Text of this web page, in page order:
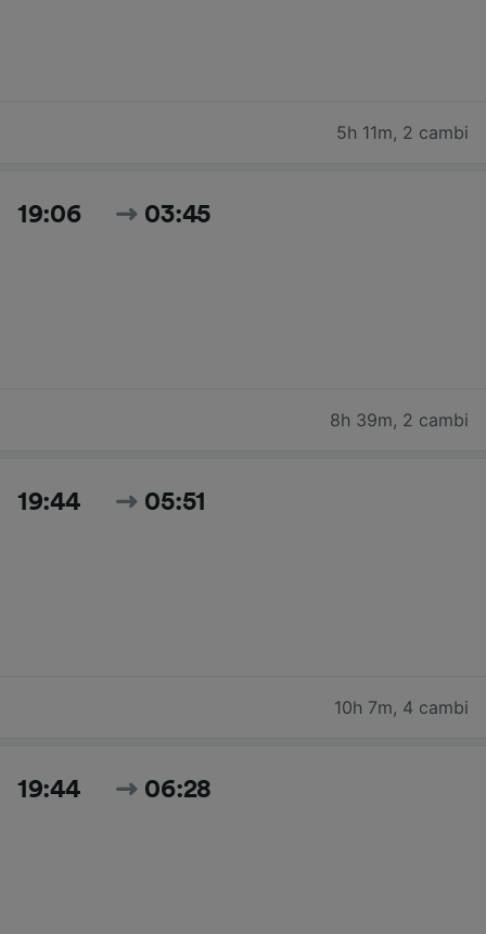
5h 11m, 2 cambi
19:06 03:45
8h 39m, 2 cambi
19:44 05:51
10h 7m, 4 cambi
19:44 06:28